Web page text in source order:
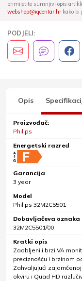
primijetite sumnjivi opis
webshop@iqcentar.hrkako bi
PODJELI:
Opis
Proizvođač:
Philips
Energetski razred
Garancija
3 year
Model
Philips 32M2C5501
Dobavljačeva oznaka
32M2C5501/00
Kratki opis
Zaobljeni i brzi VA
preciznošću i brzinom
Zahvaljujući
okviru i Quad HD